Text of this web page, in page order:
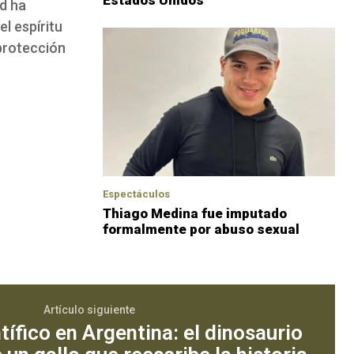
ha
espíritu
Espectáculos
Thiago Medina fue imputado
formalmente por abuso sexual
Artículo siguiente
en Argentina: el dinosaurio